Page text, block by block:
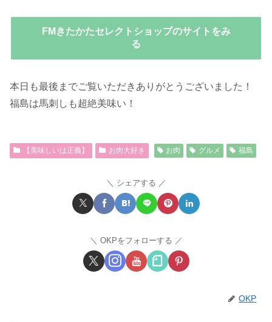
FMきたかたセレクトショップのサイトをみ
る
本日も最後までご覧いただきありがとうございました！
福島は馬刺しも超絶美味い！
【美味しいは正義】 お肉大好き お肉 グルメ 福島
シェアする
OKPをフォローする
OKP